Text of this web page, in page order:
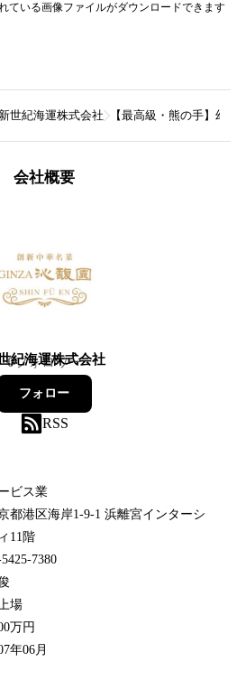
ている画像ファイルがダウンロードできます
新世紀海運株式会社 【最高級・熊の手】幻
会社概要
紀海運株式会社
0フォロワー
フォロー
RSS
ビス業
都港区海岸1-9-1 浜離宮インターシ
11階
7380
場
万円
年06月